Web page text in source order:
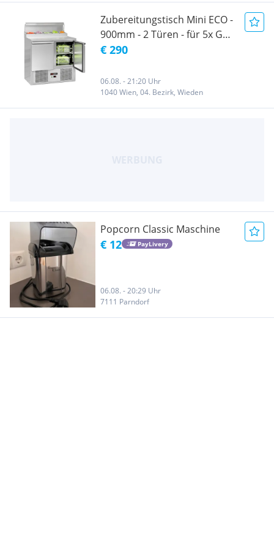
Zubereitungstisch Mini ECO -
900mm - 2 Türen - für 5x GN
1/6
€ 290
06.08. - 21:20 Uhr
1040 Wien, 04. Bezirk, Wieden
Popcorn Classic Maschine
€ 12 PayLivery
06.08. - 20:29 Uhr
7111 Parndorf